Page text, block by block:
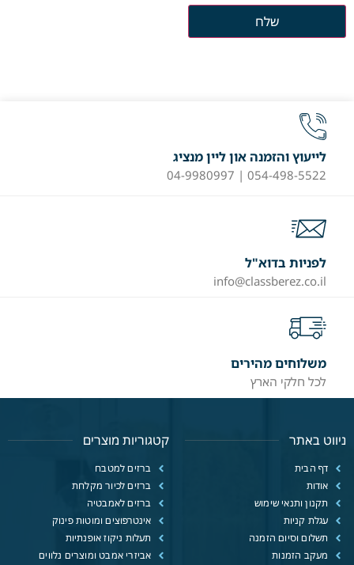
לייעוץ והזמנה און ליין מנציג
054-498-5522 | 04-9980997
לפניות בדוא"ל
info@classberez.co.il
משלוחים מהירים
לכל חלקי הארץ
ניווט באתר
דף הבית
אודות
תקנון ותנאי שימוש
עגלת קניות
תשלום וסיום הזמנה
מעקב הזמנות
קטגוריות מוצרים
ברזים למטבח
ברזים לכיור מקלחת
ברזים לאמבטיה
אינטרפוצים ומוטות פינוק
תעלות ניקוז אופנתיות
אביזרי אמבט ומוצרים נלווים